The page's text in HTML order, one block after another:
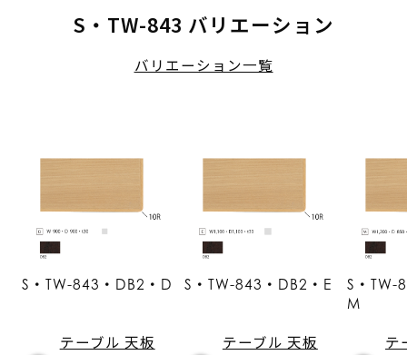
S・TW-843 バリエーション
バリエーション一覧
S・TW-843・DB2・D
テーブル 天板
S・TW-843・DB2・E
テーブル 天板
S・TW-
M
テ